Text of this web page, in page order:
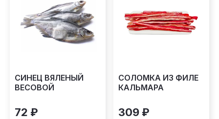
СИНЕЦ ВЯЛЕНЫЙ
ВЕСОВОЙ
72 ₽
СОЛОМКА ИЗ ФИЛЕ
КАЛЬМАРА
309 ₽